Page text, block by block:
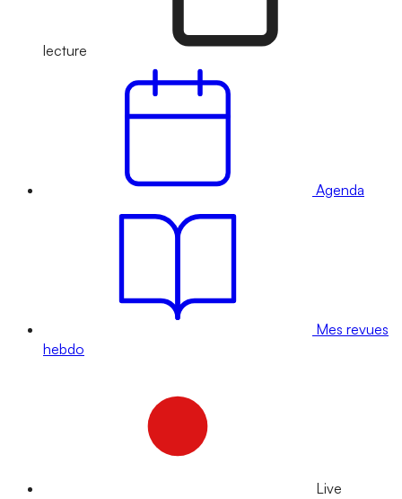
lecture
Agenda
Mes revues
hebdo
Live